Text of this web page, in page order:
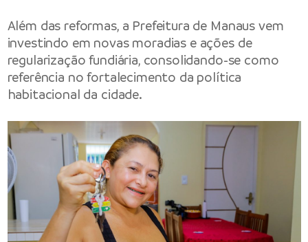
Além das reformas, a Prefeitura de Manaus vem
investindo em novas moradias e ações de
regularização fundiária, consolidando-se como
referência no fortalecimento da política
habitacional da cidade.